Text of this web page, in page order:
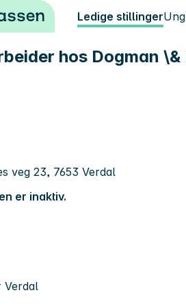
Ledige stillingerUng
hos Dogman \&
veg 23, 7653 Verdal
er inaktiv.
Verdal